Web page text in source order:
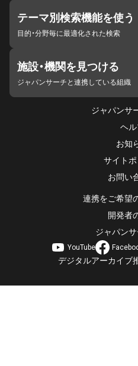
テーマ別検索機能を使う
目的・分野毎に最適化された検索
施設・機関を見つける
ジャパンサーチと連携している組織
ジャパンサ
ヘ
お知
サイト
お問い
連携をご希望
開発者
ジャパン
YouTube
デジタルアーカイブ